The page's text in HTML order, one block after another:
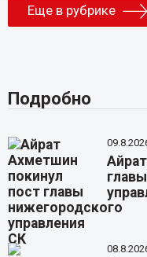
Еще в рубрике
Подробно